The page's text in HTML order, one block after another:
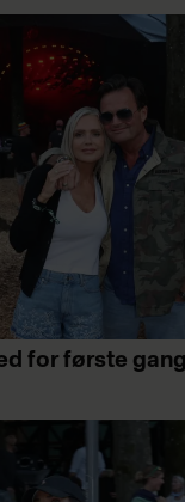
for første